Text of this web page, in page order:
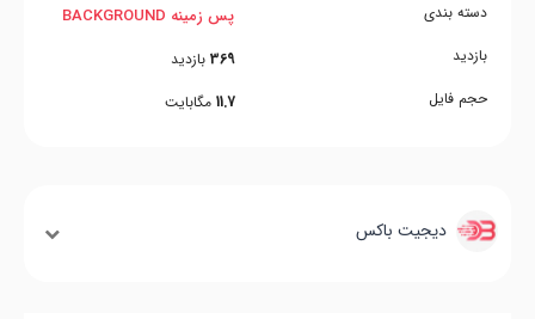
دسته بندی
بازدید
حجم فایل
پس زمینه BACKGROUND
369 بازدید
11.7 مگابایت
دیجیت باکس